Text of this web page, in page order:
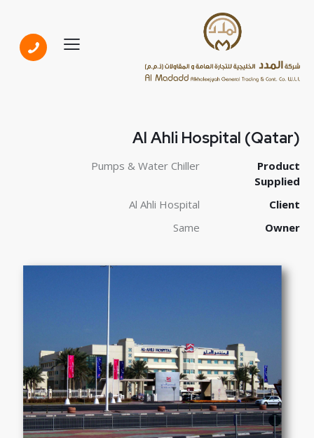
Al Ahli Hospital (Qatar)
Product
Supplied
Pumps & Water Chiller
Client
Al Ahli Hospital
Owner
Same